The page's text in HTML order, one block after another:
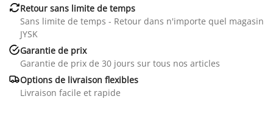
Retour sans limite de temps
Sans limite de temps - Retour dans n'importe quel magasin
JYSK
Garantie de prix
Garantie de prix de 30 jours sur tous nos articles
Options de livraison flexibles
Livraison facile et rapide